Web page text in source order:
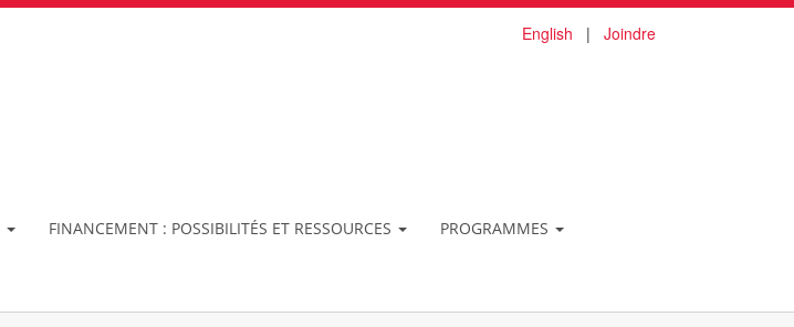
English | Joindre
FINANCEMENT : POSSIBILITÉS ET RESSOURCES PROGRAMMES